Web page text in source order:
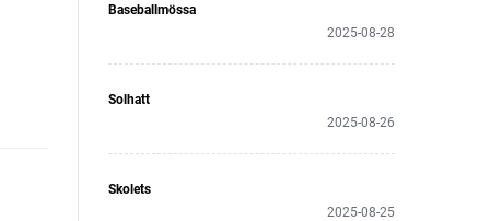
Baseballmössa
2025-08-28
Solhatt
2025-08-26
Skolets
2025-08-25